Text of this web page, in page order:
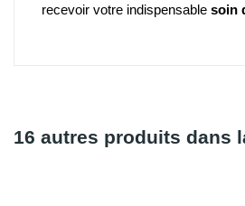
recevoir votre indispensable soin
16 autres produits dans